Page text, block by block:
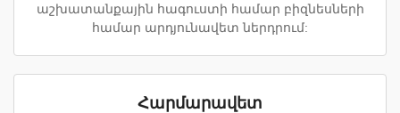
աշխատանքային հագուստի համար բիզնեսների
համար արդյունավետ ներդրում:
Հարմարավետ